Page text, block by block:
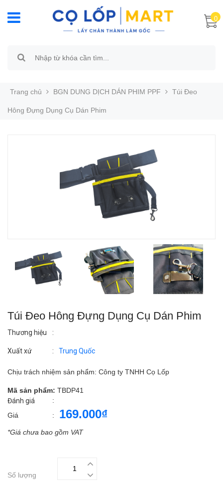
0
Trang chủ BGN DUNG DỊCH DÁN PHIM PPF Túi Đeo
Hông Đựng Dụng Cụ Dán Phim
Túi Đeo Hông Đựng Dụng Cụ Dán Phim
Thương hiệu :
Xuất xứ : Trung Quốc
Chịu trách nhiệm sản phẩm: Công ty TNHH Cọ Lốp
Mã sản phẩm: TBDP41
Đánh giá
:
Giá
: 169.000₫
*Giá chưa bao gồm VAT
Số lượng